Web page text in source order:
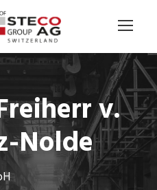
v.
Nolde